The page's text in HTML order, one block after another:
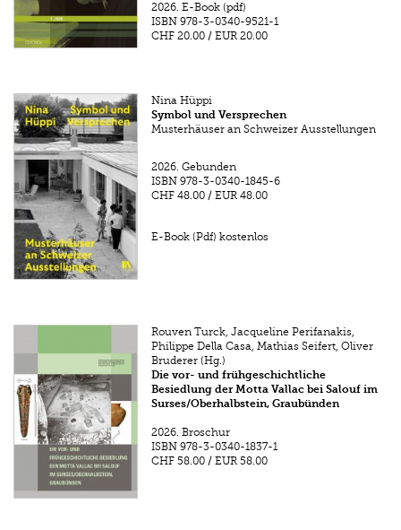
2026. E-Book (pdf)
ISBN 978-3-0340-9521-1
CHF 20.00 /EUR 20.00
Nina Hüppi
Symbol und Versprechen
Musterhäuser an Schweizer Ausstellungen
2026. Gebunden
ISBN 978-3-0340-1845-6
CHF 48.00 /EUR 48.00
E-Book (Pdf) kostenlos
Rouven Turck, Jacqueline Perifanakis,
Philippe Della Casa, Mathias Seifert, Oliver
Bruderer (Hg.)
Die vor- und frühgeschichtliche
Besiedlung der Motta Vallac bei Salouf im
Surses/Oberhalbstein, Graubünden
2026. Broschur
ISBN 978-3-0340-1837-1
CHF 58.00 /EUR 58.00